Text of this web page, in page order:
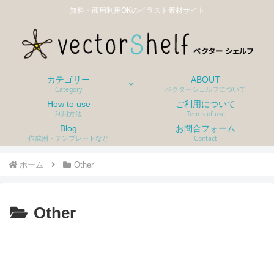
無料・商用利用OKのイラスト素材サイト
カテゴリー
Category
ABOUT
ベクターシェルフについて
How to use
利用方法
ご利用について
Terms of use
Blog
作成例・テンプレートなど
お問合フォーム
Contact
ホーム Other
Other